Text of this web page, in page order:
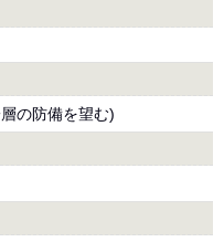
の防備を望む)